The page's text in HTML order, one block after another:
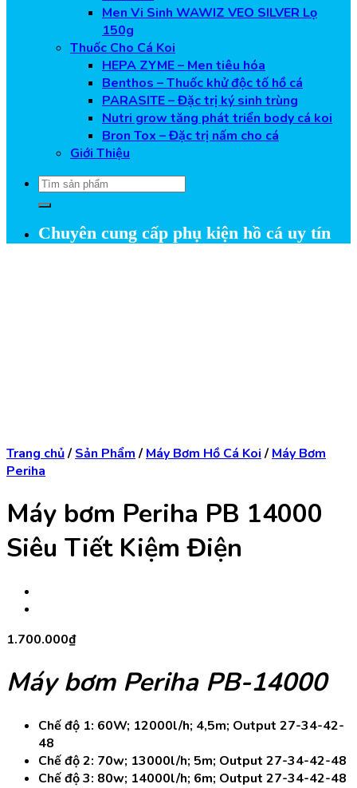
Men Vi Sinh WAWIZ VEO SILVER Lọ
150g
Thuốc Cho Cá Koi
HEPA ZYME – Men tiêu hóa
Benthos – Thuốc khử độc tố hồ cá
PARASITE – Đặc trị ký sinh trùng
Nutri grow tăng phát triển body cá koi
Bron Tox – Đặc trị nấm cho cá
Giới Thiệu
Tìm
kiếm:
Chuyên cung cấp phụ kiện hồ cá uy tín
Trang chủ/ Sản Phẩm / Máy Bơm Hồ Cá Koi / Máy Bơm
Periha
Máy bơm Periha PB 14000
Siêu Tiết Kiệm Điện
1.700.000₫
Máy bơm Periha PB-14000
Chế độ 1: 60W; 12000l/h; 4,5m; Output 27-34-42-
48
Chế độ 2: 70w; 13000l/h; 5m; Output 27-34-42-48
Chế độ 3: 80w; 14000l/h; 6m; Output 27-34-42-48